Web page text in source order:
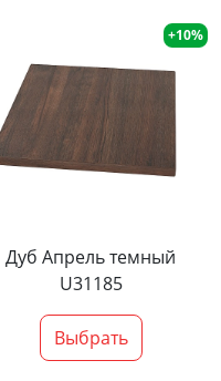
+10%
Дуб Апрель темный
U31185
Выбрать